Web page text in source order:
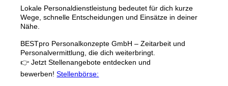
Lokale Personaldienstleistung bedeutet für dich kurze
Wege, schnelle Entscheidungen und Einsätze in deiner
Nähe.
BESTpro Personalkonzepte GmbH – Zeitarbeit und
Personalvermittlung, die dich weiterbringt.
👉 Jetzt Stellenangebote entdecken und
bewerben!Stellenbörse: